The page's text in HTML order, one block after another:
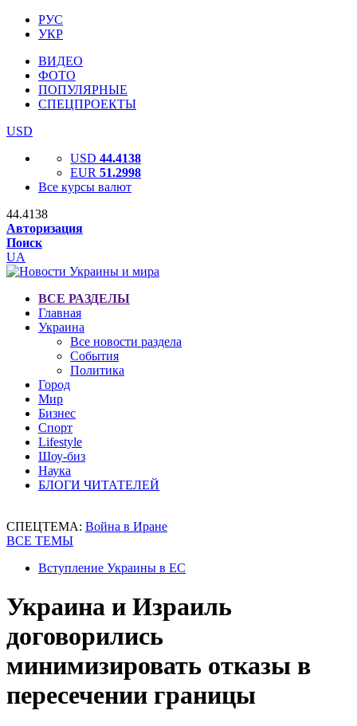
РУС
УКР
ВИДЕО
ФОТО
ПОПУЛЯРНЫЕ
СПЕЦПРОЕКТЫ
USD
USD 44.4138
EUR 51.2998
Все курсы валют
44.4138
Авторизация
Поиск
UA
ВСЕ РАЗДЕЛЫ
Главная
Украина
Все новости раздела
События
Политика
Город
Мир
Бизнес
Спорт
Lifestyle
Шоу-биз
Наука
БЛОГИ ЧИТАТЕЛЕЙ
СПЕЦТЕМА: Война в Иране
ВСЕ ТЕМЫ
Вступление Украины в ЕС
Украина и Израиль
договорились
минимизировать отказы в
пересечении границы